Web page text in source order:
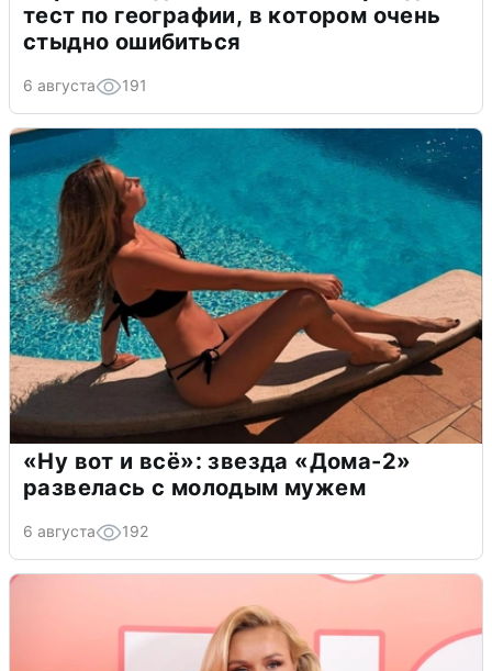
тест по географии, в котором очень
стыдно ошибиться
6 августа 191
«Ну вот и всё»: звезда «Дома-2»
развелась с молодым мужем
6 августа 192